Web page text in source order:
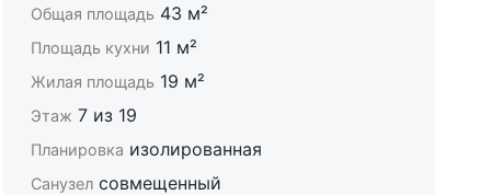
Общая площадь 43 м²
Площадь кухни 11 м²
Жилая площадь 19 м²
Этаж 7 из 19
Планировка изолированная
Санузел совмещенный